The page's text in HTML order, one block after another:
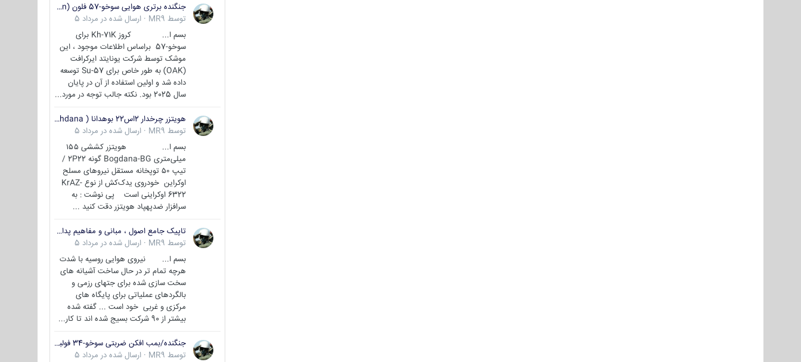
جنگنده برتری هوایی سوخو-57 فلون (Su-57/Felon)
توسط MR9
· ارسال شده در مرداد 5
بسم ا... کروز Kh-71K برای
سوخو-57 براساس اطلاعات موجود ، این
موشک توسط شرکت یونایتد ایرکرافت
(OAK) به طور خاص برای Su-57 توسعه
داده شد و اولین استفاده از آن در پایان
سال 2025 بود. نکته جالب توجه در مورد...
هویتزر چرخدار 2اس22 بوهدانا ( wheeled howitzer 2S22 Bohdana )
توسط MR9
· ارسال شده در مرداد 5
بسم ا... هویتزر کششی ۱۵۵
میلی‌متری Bogdana-BG گونه 2P22 /
تیپ ۵۰ توپخانه مستقل نیروهای مسلح
اوکراین خودروی یدک‌کش از نوع KrAZ-
6322 اوکراینی است پی نوشت : به
سرافزار ضدپهپاد هویتزر دقت کنید ...
تاپیک جامع اصول ، مبانی و مفاهیم پدافند غیر عامل
توسط MR9
· ارسال شده در مرداد 5
بسم ا... نیروی هوایی روسیه با شدت
هرچه تمام تر در حال ساخت آشیانه های
سخت سازی شده برای جتهای رزمی و
بالگردهای عملیاتی برای پایگاه های
مرکزی و غربی خود است ... گفته شده
بیشتر از 90 شرکت بسیج شده اند تا کار...
جنگنده/بمب افکن ضربتی سوخو-34 فولبک ( Sukhoi Su-34/Fullback)
توسط MR9
· ارسال شده در مرداد 5